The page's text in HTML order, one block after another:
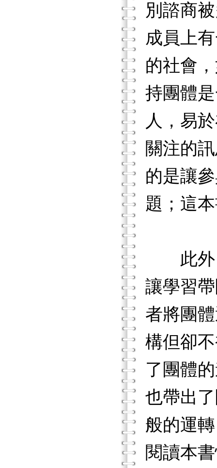
別諮商
成員上
的社會
持團體
人，易
關注的
的是讓
題；這
此外，
讓學習
者將團
構但卻
了團體
也帶出
般的運
閱讀本